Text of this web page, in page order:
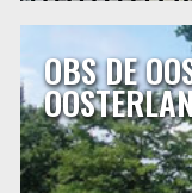
OBS DEOBS
Op De
voor ieder kind
elkaar belangrijk.
leren,
Ons ruime